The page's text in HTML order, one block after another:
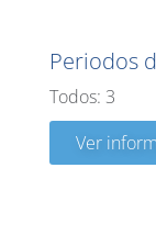
Periodos
Todos: 3
Ver